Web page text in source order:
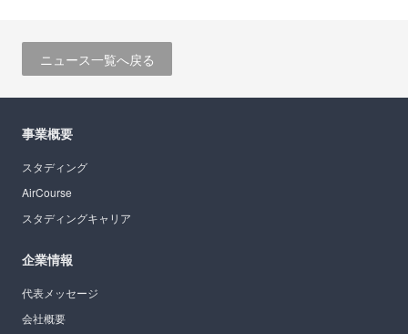
ニュース一覧へ戻る
事業概要
スタディング
AirCourse
スタディングキャリア
企業情報
代表メッセージ
会社概要